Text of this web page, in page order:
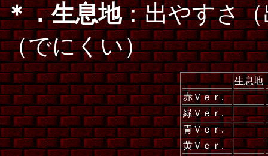
＊．生息地：出やすさ
（でにくい）
生息地
赤Ｖｅｒ.
緑Ｖｅｒ.
青Ｖｅｒ.
黄Ｖｅｒ.